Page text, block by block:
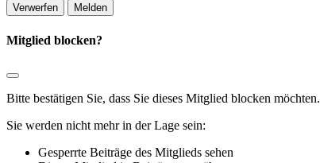
Melden
Mitglied blocken?
Bitte bestätigen Sie, dass Sie dieses Mitglied blocken möchten.
Sie werden nicht mehr in der Lage sein:
Gesperrte Beiträge des Mitglieds sehen